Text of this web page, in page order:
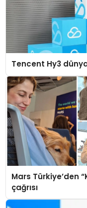
Tencent Hy3
Mars Türkiye’den
çağrısı